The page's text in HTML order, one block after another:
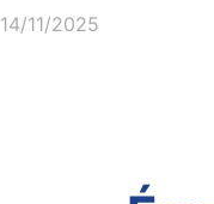
14/11/2025